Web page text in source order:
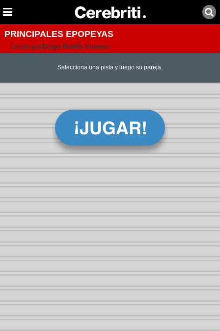
PRINCIPALES EPOPEYAS
Creado por: Diego Riofrío Vivanco
Selecciona una pista y luego su pareja.